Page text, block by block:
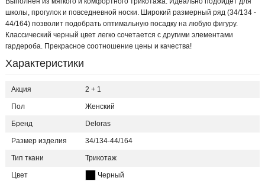
школы, прогулок и повседневной носки. Широкий размерный ряд (34/134 -
44/164) позволит подобрать оптимальную посадку на любую фигуру.
Классический черный цвет легко сочетается с другими элементами
гардероба. Прекрасное соотношение цены и качества!
Характеристики
Акция 2 + 1
Пол Женский
Бренд Deloras
Размер изделия 34/134-44/164
Тип ткани Трикотаж
Цвет Черный